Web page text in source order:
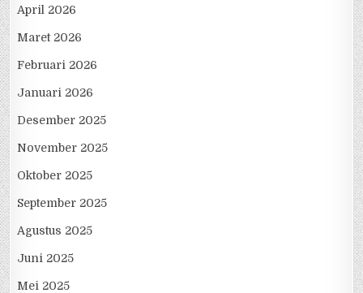
April 2026
Maret 2026
Februari 2026
Januari 2026
Desember 2025
November 2025
Oktober 2025
September 2025
Agustus 2025
Juni 2025
Mei 2025